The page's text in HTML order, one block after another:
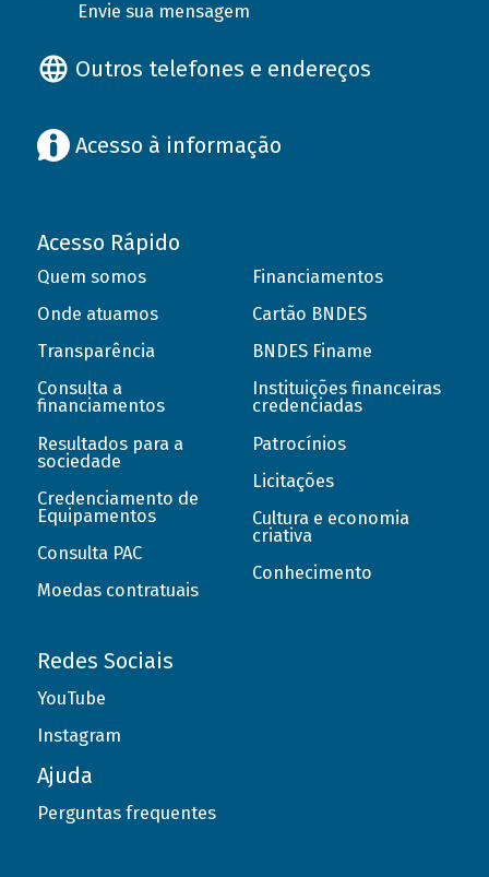
Envie sua mensagem
Outros telefones e endereços
Acesso à informação
Acesso Rápido
Quem somos
Onde atuamos
Transparência
Consulta a
financiamentos
Resultados para a
sociedade
Credenciamento de
Equipamentos
Consulta PAC
Moedas contratuais
Financiamentos
Cartão BNDES
BNDES Finame
Instituições financeiras
credenciadas
Patrocínios
Licitações
Cultura e economia
criativa
Conhecimento
Redes Sociais
YouTube
Instagram
Ajuda
Perguntas frequentes